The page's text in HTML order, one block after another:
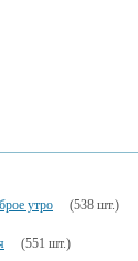
утро (538 шт.)
(551 шт.)